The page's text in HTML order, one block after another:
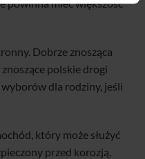
powinna mieć większość
Dobrze znosząca
polskie drogi
wyborów dla rodziny, jeśli
który może służyć
przed korozją,